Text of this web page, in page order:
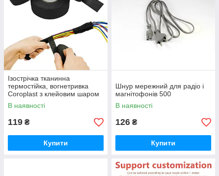
Ізострічка тканинна
термостійка, вогнетривка
Coroplast з клейовим шаром
для захисту джгутів дротів в
авто 15мм 10м
В наявності
119 ₴
Купити
Шнур мережний для радіо і
магнітофонів 500
В наявності
126 ₴
Купити